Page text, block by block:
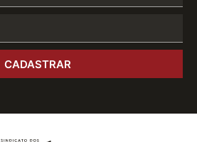
CADASTRAR